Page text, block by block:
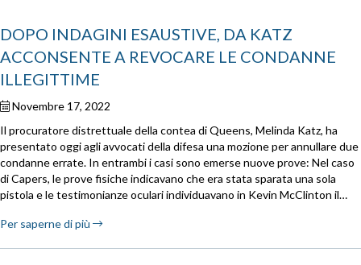
DOPO INDAGINI ESAUSTIVE, DA KATZ
ACCONSENTE A REVOCARE LE CONDANNE
ILLEGITTIME
Novembre 17, 2022
Il procuratore distrettuale della contea di Queens, Melinda Katz, ha
presentato oggi agli avvocati della difesa una mozione per annullare due
condanne errate. In entrambi i casi sono emerse nuove prove: Nel caso
di Capers, le prove fisiche indicavano che era stata sparata una sola
pistola e le testimonianze oculari individuavano in Kevin McClinton il…
Per saperne di più